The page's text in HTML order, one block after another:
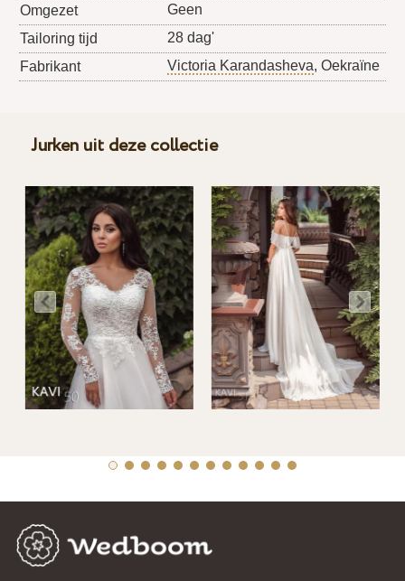
Omgezet
Geen
Tailoring tijd
28 dag'
Fabrikant
Victoria Karandasheva, Oekraïne
Jurken uit deze collectie